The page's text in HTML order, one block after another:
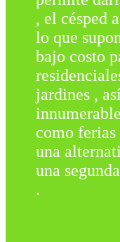
, el césped
lo que
bajo costo
jardines ,
como ferias
una
una
.